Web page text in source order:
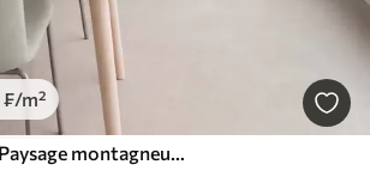
₣/m²
Peintures murales Paysage montagneux aux reliefs variés